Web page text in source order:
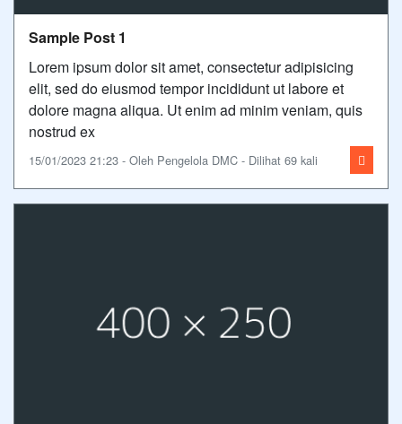
Sample Post 1
Lorem ipsum dolor sit amet, consectetur adipisicing
elit, sed do eiusmod tempor incididunt ut labore et
dolore magna aliqua. Ut enim ad minim veniam, quis
nostrud ex
15/01/2023 21:23 - Oleh Pengelola DMC - Dilihat 69 kali